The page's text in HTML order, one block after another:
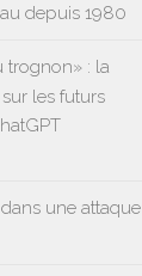
depuis 1980
trognon» : la
les futurs
une attaque